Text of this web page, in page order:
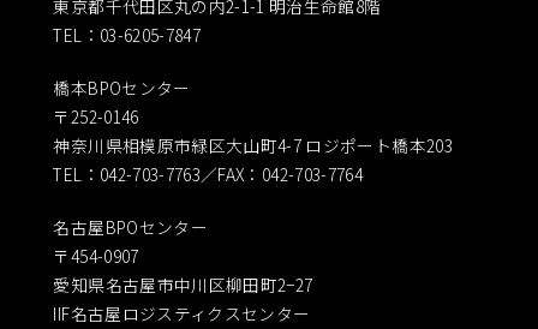
東京都千代田区丸の内2-1-1 明治生命館8階
TEL：03-6205-7847
橋本BPOセンター
〒252-0146
神奈川県相模原市緑区大山町4-7 ロジポート橋本203
TEL：042-703-7763／FAX：042-703-7764
名古屋BPOセンター
〒454-0907
愛知県名古屋市中川区柳田町2−27
IIF名古屋ロジスティクスセンター